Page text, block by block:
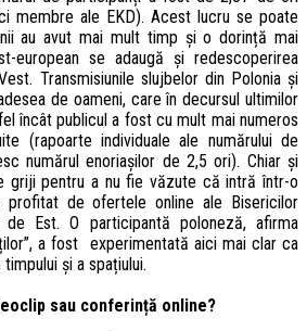
membre ale EKD). Acest lucru se poate
au avut mai mult timp și o dorință mai
european se adaugă și redescoperirea
Transmisiunile slujbelor din Polonia și
de oameni, care în decursul ultimilor
încât publicul a fost cu mult mai numeros
(rapoarte individuale ale numărului de
numărul enoriașilor de 2,5 ori). Chiar și
griji pentru a nu fie văzute că intră într-o
profitat de ofertele online ale Bisericilor
de Est. O participantă poloneză, afirma
a fost experimentată aici mai clar ca
și a spațiului.
sau conferință online?